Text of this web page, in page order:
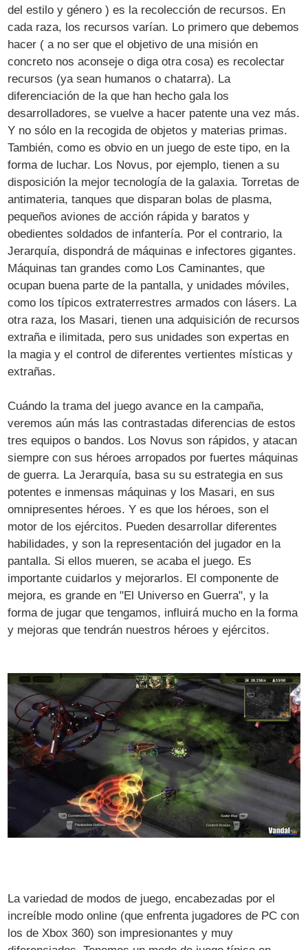
del estilo y género ) es la recolección de recursos. En
cada raza, los recursos varían. Lo primero que debemos
hacer ( a no ser que el objetivo de una misión en
concreto nos aconseje o diga otra cosa) es recolectar
recursos (ya sean humanos o chatarra). La
diferenciación de la que han hecho gala los
desarrolladores, se vuelve a hacer patente una vez más.
Y no sólo en la recogida de objetos y materias primas.
También, como es obvio en un juego de este tipo, en la
forma de luchar. Los Novus, por ejemplo, tienen a su
disposición la mejor tecnología de la galaxia. Torretas de
antimateria, tanques que disparan bolas de plasma,
pequeños aviones de acción rápida y baratos y
obedientes soldados de infantería. Por el contrario, la
Jerarquía, dispondrá de máquinas e infectores gigantes.
Máquinas tan grandes como Los Caminantes, que
ocupan buena parte de la pantalla, y unidades móviles,
como los típicos extraterrestres armados con lásers. La
otra raza, los Masari, tienen una adquisición de recursos
extraña e ilimitada, pero sus unidades son expertas en
la magia y el control de diferentes vertientes místicas y
extrañas.
Cuándo la trama del juego avance en la campaña,
veremos aún más las contrastadas diferencias de estos
tres equipos o bandos. Los Novus son rápidos, y atacan
siempre con sus héroes arropados por fuertes máquinas
de guerra. La Jerarquía, basa su su estrategia en sus
potentes e inmensas máquinas y los Masari, en sus
omnipresentes héroes. Y es que los héroes, son el
motor de los ejércitos. Pueden desarrollar diferentes
habilidades, y son la representación del jugador en la
pantalla. Si ellos mueren, se acaba el juego. Es
importante cuidarlos y mejorarlos. El componente de
mejora, es grande en "El Universo en Guerra", y la
forma de jugar que tengamos, influirá mucho en la forma
y mejoras que tendrán nuestros héroes y ejércitos.
La variedad de modos de juego, encabezadas por el
increíble modo online (que enfrenta jugadores de PC con
los de Xbox 360) son impresionantes y muy